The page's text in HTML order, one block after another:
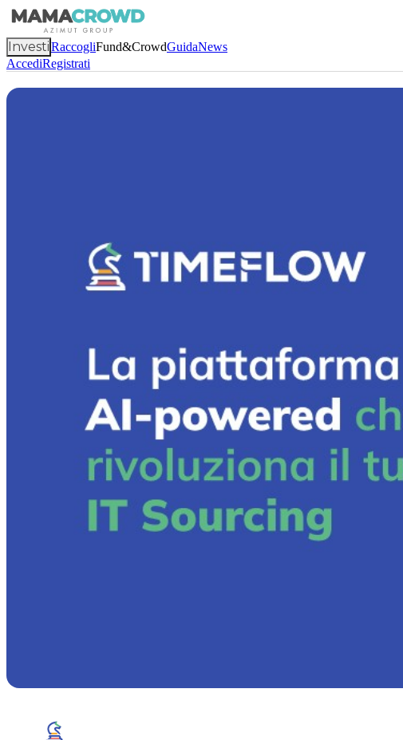
InvestiRaccogliFund&CrowdGuidaNews
AccediRegistrati